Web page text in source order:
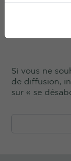
L’adhésion à
Si vous ne
de diffusion,
sur « se